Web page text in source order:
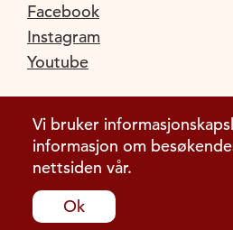
Vi bruker
informasjon om
nettsiden vår.
Ok
Facebook
Instagram
Youtube